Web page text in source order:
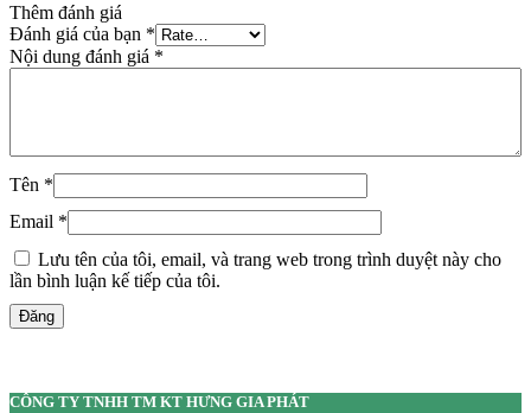
Thêm đánh giá
Đánh giá của bạn *
Nội dung đánh giá *
Tên *
Email *
Lưu tên của tôi, email, và trang web trong trình duyệt này cho
lần bình luận kế tiếp của tôi.
Đăng
CÔNG TY TNHH TM KT HƯNG GIA PHÁT